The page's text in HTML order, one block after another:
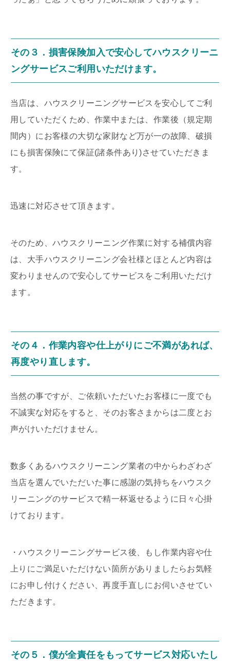
その３．損害保険加入で安心してハウスクリーニ
ングサービスご利用いただけます。
当店は、ハウスクリーニングサービスを安心してご利
用していただくため、作業中または、作業後（規定期
間内）にお客様の大切な家財など万が一の故障、破損
にも損害保険にて保証(諸条件あり)させていただきま
す。
迅速に対応させて頂きます。
そのため、ハウスクリーニング作業に対する補償内容
は、大手ハウスクリーニング会社様とほとんど内容は
変わりませんので安心してサービスをご利用いただけ
ます。
その４．作業内容や仕上がりにご不満があれば、
再度やり直します。
当然の事ですが、ご依頼いただいたお客様に一度でも
不誠実な対応をすると、そのお客さまからは二度とお
声がけいただけません。
数多くあるハウスクリーニング業者の中からわざわざ
当店を選んでいただいた事に感謝の気持ちをハウスク
リーニングのサービスで精一杯返せるように日々心掛
けております。
・ハウスクリーニングサービス後、もし作業内容や仕
上りにご満足いただけない箇所がありましたらお気軽
にお申し付けください、再度手直しにお伺いさせてい
ただきます。
その５．僕が全責任をもってサービス対応いたし